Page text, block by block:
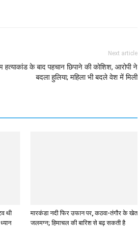
Next article
हत्याकांड के बाद पहचान छिपाने की कोशिश, आरोपी ने
बदला हुलिया; महिला भी बदले वेश में मिली
थी
मारकंडा नदी फिर उफान पर, कठवा-तंगौर के खेत
जलमग्न; हिमाचल की बारिश से बढ़ सकती है